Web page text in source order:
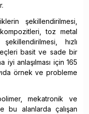
şekillendirilmesi,
toz metal
hızlı
basit ve sade bir
iyi anlaşılması için 165
örnek ve probleme
mekatronik ve
bu alanlarda çalışan